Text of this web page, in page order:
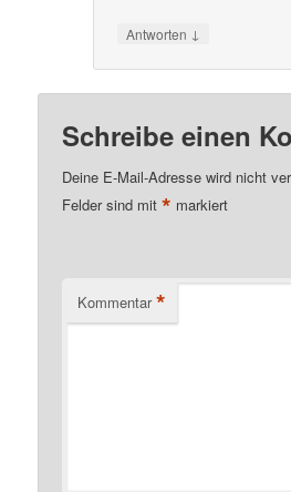
Antworten ↓
Schreibe einen
Deine E-Mail-Adresse wird nicht
Felder sind mit* markiert
Kommentar *